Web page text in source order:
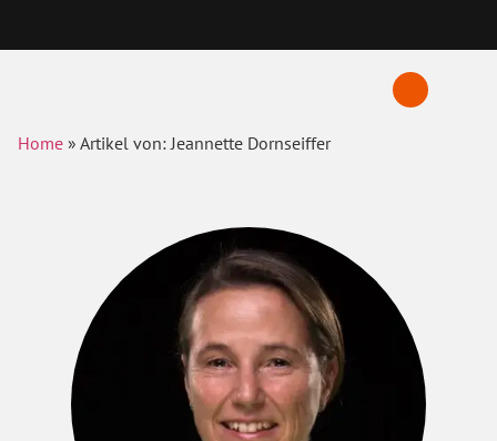
Home » Artikel von: Jeannette Dornseiffer